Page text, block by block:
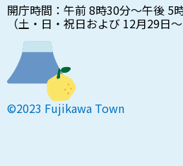
開庁時間：午前 8時30分～午後 5
（土・日・祝日および 12月29日
©2023 Fujikawa Town